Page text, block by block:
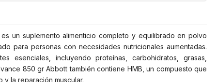
un suplemento alimenticio completo y equilibrado en polvo
para personas con necesidades nutricionales aumentadas.
esenciales, incluyendo proteínas, carbohidratos, grasas,
850 gr Abbott también contiene HMB, un compuesto que
la reparación muscular.